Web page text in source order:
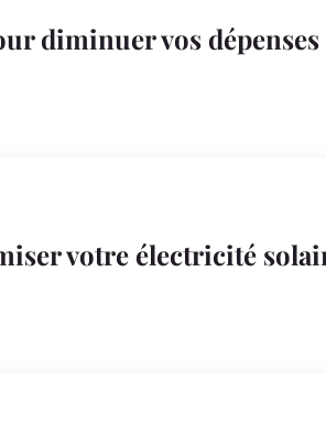
diminuer vos
votre électricité